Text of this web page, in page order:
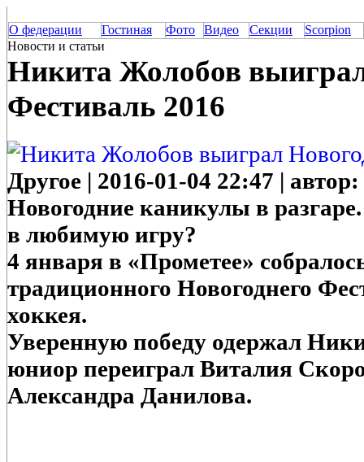
О федерации Гостиная Фото Видео Секции
Scorpion
Новости и статьи
Никита Жолобов
Фестиваль 2016
Другое | 2016-01-04 22:47 |
Новогодние каникулы в
в любимую игру?
4 января в «Прометее»
традиционного Новогоднего
хоккея.
Уверенную победу одержал
юниор переиграл Виталия
Александра Данилова.